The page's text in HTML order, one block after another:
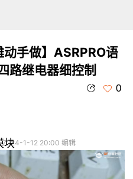
动手做】ASRPRO语
路继电器细控制
0
2024-1-12 20:00 编辑
块